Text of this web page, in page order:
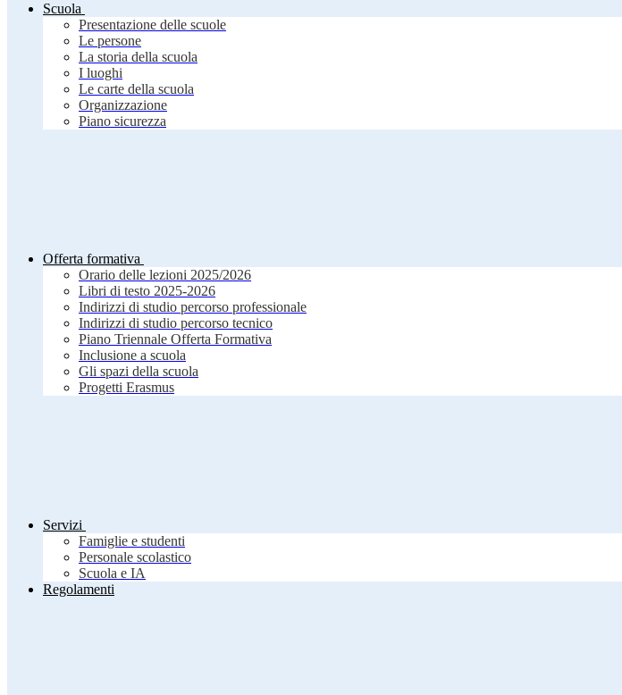
Scuola
Presentazione delle scuole
Le persone
La storia della scuola
I luoghi
Le carte della scuola
Organizzazione
Piano sicurezza
Offerta formativa
Orario delle lezioni 2025/2026
Libri di testo 2025-2026
Indirizzi di studio percorso professionale
Indirizzi di studio percorso tecnico
Piano Triennale Offerta Formativa
Inclusione a scuola
Gli spazi della scuola
Progetti Erasmus
Servizi
Famiglie e studenti
Personale scolastico
Scuola e IA
Regolamenti